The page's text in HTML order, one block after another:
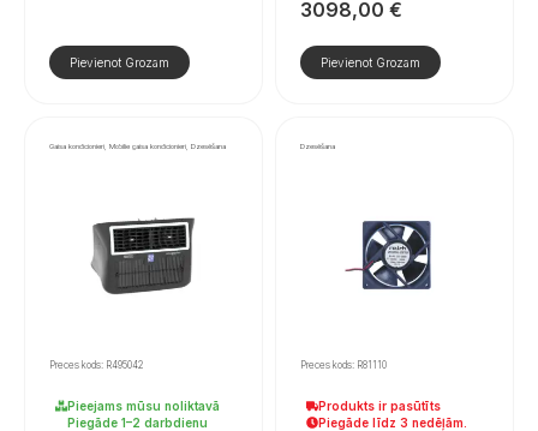
Pievienot Grozam
3098,00 €
Pievienot Grozam
Gaisa kondicionieri, Mobilie gaisa kondicionieri, Dzesēšana
Preces kods: R495042
Pieejams mūsu noliktavā
Piegāde 1–2 darbdienu
Dzesēšana
Preces kods: R81110
Produkts ir pasūtīts
Piegāde līdz 3 nedēļām.